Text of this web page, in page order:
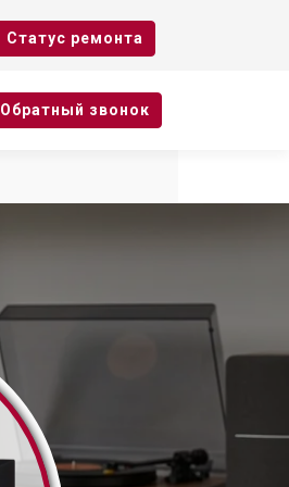
Cтатус ремонта
Oбратный звонок